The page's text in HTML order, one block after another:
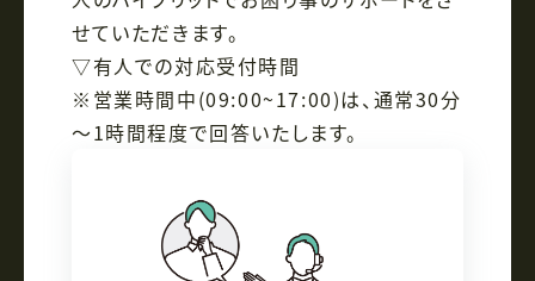
せていただきます。
▽有人での対応受付時間
※営業時間中(09:00~17:00)は、通常30分
～1時間程度で回答いたします。